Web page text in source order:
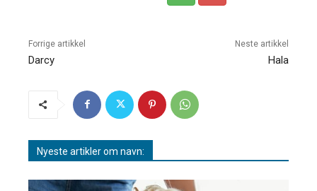
Forrige artikkel
Darcy
Neste artikkel
Hala
Nyeste artikler om navn: